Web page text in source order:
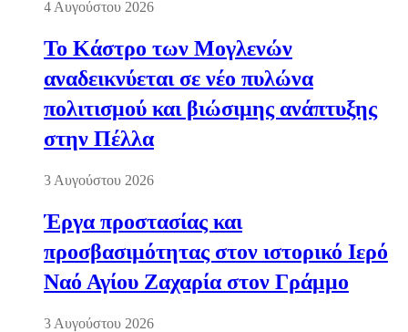
4 Αυγούστου 2026
Το Κάστρο των Μογλενών
αναδεικνύεται σε νέο πυλώνα
πολιτισμού και βιώσιμης ανάπτυξης
στην Πέλλα
3 Αυγούστου 2026
Έργα προστασίας και
προσβασιμότητας στον ιστορικό Ιερό
Ναό Αγίου Ζαχαρία στον Γράμμο
3 Αυγούστου 2026